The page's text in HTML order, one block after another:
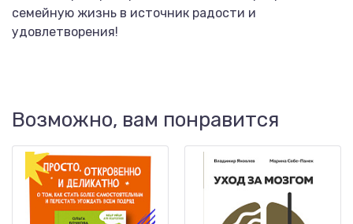
семейную жизнь в источник радости и
удовлетворения!
Возможно, вам понравится